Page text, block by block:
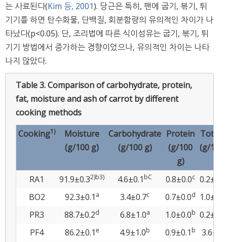
는 사료된다(Kim 등, 2001). 당근은 특히, 팬에 굽기, 볶기, 튀
기기를 하면 탄수화물, 단백질, 회분함량의 유의적인 차이가 나
타났다(p<0.05). 단, 조리법에 따른 식이섬유는 굽기, 볶기, 튀
기기 방법에서 증가하는 경향이었으나, 유의적인 차이는 나타
나지 않았다.
Table 3.Comparison of carbohydrate, protein,
fat, moisture and ash of carrot by different
cooking methods
Cooking1)
Moisture
(g/100 g)
Carbohydrate
(g/100 g)
Protein
(g/100
g)
Total
(g/100
RA1 91.9±0.32)b3) 4.6±0.1 bC 0.8±0.0c 0.2±0.3
BO2 92.3±0.1 a 3.4±0.7c 0.7±0.0d 1.0±0.3
PR3 88.7±0.2d 6.8±1.0a 1.0±0.0b 0.2±0.3
PF4 86.2±0.1 e 4.9±1.0b 0.9±0.1 b